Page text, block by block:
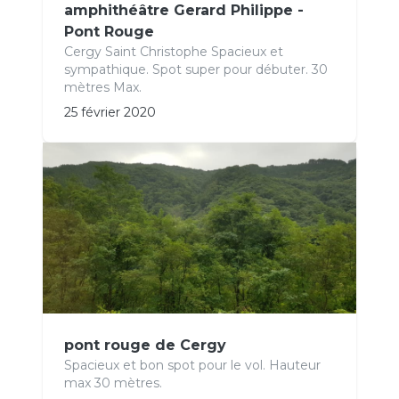
amphithéâtre Gerard Philippe -
Pont Rouge
Cergy Saint Christophe Spacieux et
sympathique. Spot super pour débuter. 30
mètres Max.
25 février 2020
pont rouge de Cergy
Spacieux et bon spot pour le vol. Hauteur
max 30 mètres.